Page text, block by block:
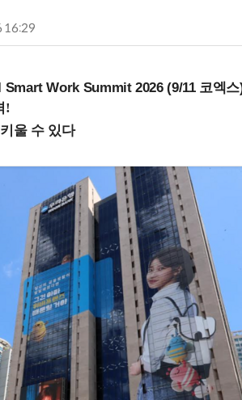
16:29
Work Summit 2026 (9/11 코엑